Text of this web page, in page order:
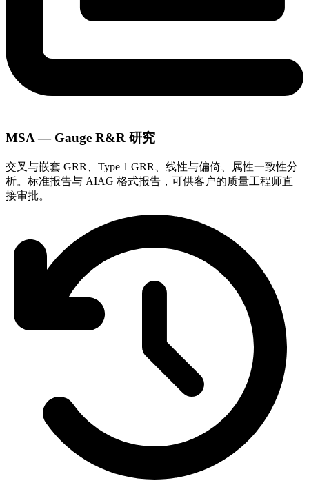
MSA — Gauge R&R 研究
交叉与嵌套 GRR、Type 1 GRR、线性与偏倚、属性一致性分
析。标准报告与 AIAG 格式报告，可供客户的质量工程师直
接审批。